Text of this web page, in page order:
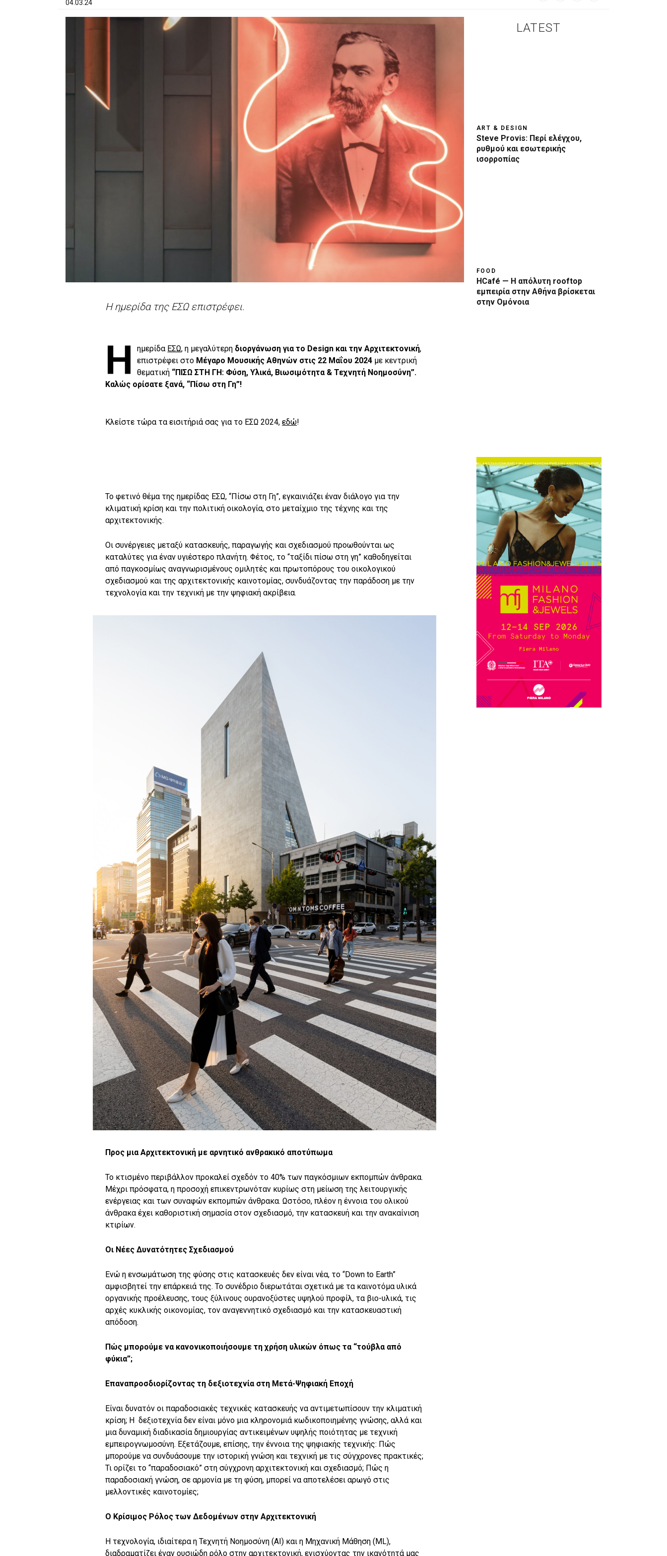
04.03.24
Η ημερίδα της ΕΣΩ επιστρέφει.
Η ημερίδα ΕΣΩ, η μεγαλύτερη διοργάνωση για το Design και την Αρχιτεκτονική,
επιστρέφει στο Μέγαρο Μουσικής Αθηνών στις 22 Μαΐου 2024 με κεντρική
θεματική “ΠΙΣΩ ΣΤΗ ΓΗ: Φύση, Υλικά, Βιωσιμότητα & Τεχνητή Νοημοσύνη”.
Καλώς ορίσατε ξανά, “Πίσω στη Γη”!
Κλείστε τώρα τα εισιτήριά σας για το ΕΣΩ 2024,εδώ!
Το φετινό θέμα της ημερίδας ΕΣΩ, “Πίσω στη Γη”, εγκαινιάζει έναν διάλογο για την
κλιματική κρίση και την πολιτική οικολογία, στο μεταίχμιο της τέχνης και της
αρχιτεκτονικής.
Οι συνέργειες μεταξύ κατασκευής, παραγωγής και σχεδιασμού προωθούνται ως
καταλύτες για έναν υγιέστερο πλανήτη. Φέτος, το “ταξίδι πίσω στη γη” καθοδηγείται
από παγκοσμίως αναγνωρισμένους ομιλητές και πρωτοπόρους του οικολογικού
σχεδιασμού και της αρχιτεκτονικής καινοτομίας, συνδυάζοντας την παράδοση με την
τεχνολογία και την τεχνική με την ψηφιακή ακρίβεια.
Προς μια Αρχιτεκτονική με αρνητικό ανθρακικό αποτύπωμα
Το κτισμένο περιβάλλον προκαλεί σχεδόν το 40% των παγκόσμιων εκπομπών άνθρακα.
Μέχρι πρόσφατα, η προσοχή επικεντρωνόταν κυρίως στη μείωση της λειτουργικής
ενέργειας και των συναφών εκπομπών άνθρακα. Ωστόσο, πλέον η έννοια του ολικού
άνθρακα έχει καθοριστική σημασία στον σχεδιασμό, την κατασκευή και την ανακαίνιση
κτιρίων.
Οι Νέες Δυνατότητες Σχεδιασμού
Ενώ η ενσωμάτωση της φύσης στις κατασκευές δεν είναι νέα, το “Down to Earth”
αμφισβητεί την επάρκειά της. Το συνέδριο διερωτάται σχετικά με τα καινοτόμα υλικά
οργανικής προέλευσης, τους ξύλινους ουρανοξύστες υψηλού προφίλ, τα βιο-υλικά, τις
αρχές κυκλικής οικονομίας, τον αναγεννητικό σχεδιασμό και την κατασκευαστική
απόδοση.
Πώς μπορούμε να κανονικοποιήσουμε τη χρήση υλικών όπως τα “τούβλα από
φύκια”;
Επαναπροσδιορίζοντας τη δεξιοτεχνία στη Μετά-Ψηφιακή Εποχή
Είναι δυνατόν οι παραδοσιακές τεχνικές κατασκευής να αντιμετωπίσουν την κλιματική
κρίση; Η δεξιοτεχνία δεν είναι μόνο μια κληρονομιά κωδικοποιημένης γνώσης, αλλά και
μια δυναμική διαδικασία δημιουργίας αντικειμένων υψηλής ποιότητας με τεχνική
εμπειρογνωμοσύνη. Εξετάζουμε, επίσης, την έννοια της ψηφιακής τεχνικής: Πώς
μπορούμε να συνδυάσουμε την ιστορική γνώση και τεχνική με τις σύγχρονες πρακτικές;
Τι ορίζει το “παραδοσιακό” στη σύγχρονη αρχιτεκτονική και σχεδιασμό; Πώς η
παραδοσιακή γνώση, σε αρμονία με τη φύση, μπορεί να αποτελέσει αρωγό στις
μελλοντικές καινοτομίες;
Ο Κρίσιμος Ρόλος των Δεδομένων στην Αρχιτεκτονική
Η τεχνολογία, ιδιαίτερα η Τεχνητή Νοημοσύνη (AI) και η Μηχανική Μάθηση (ML),
διαδραματίζει έναν ουσιώδη ρόλο στην αρχιτεκτονική, ενισχύοντας την ικανότητά μας
LATEST
ART & DESIGN
Steve Provis: Περί ελέγχου,
ρυθμού και εσωτερικής
ισορροπίας
FOOD
HCafé — Η απόλυτη rooftop
εμπειρία στην Αθήνα βρίσκεται
στην Ομόνοια